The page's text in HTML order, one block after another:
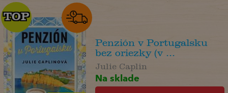
TOP
TOP
Penzión v Portugalsku
bez oriezky (v ...
Julie Caplin
Na sklade